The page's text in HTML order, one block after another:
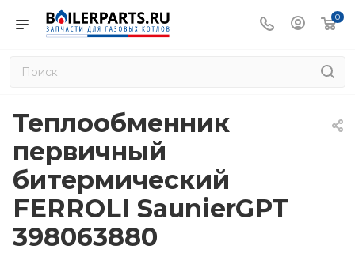
0
Теплообменник
первичный
битермический
FERROLI SaunierGPT
398063880